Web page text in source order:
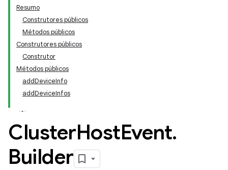
Resumo
Construtores públicos
Métodos públicos
Construtores públicos
Construtor
Métodos públicos
addDeviceInfo
addDeviceInfos
ClusterHostEvent.
Builder